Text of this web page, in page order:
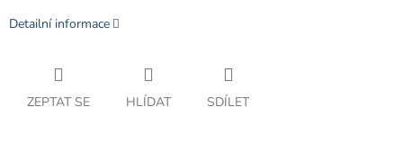
Detailní informace
ZEPTAT SE HLÍDAT SDÍLET